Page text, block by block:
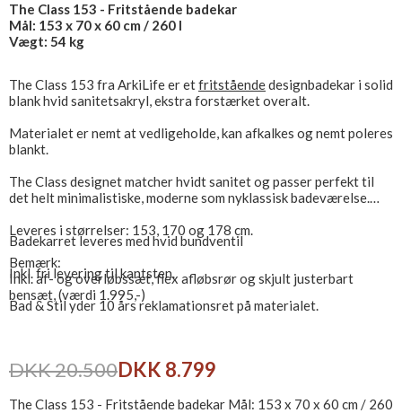
The Class 153 - Fritstående badekar
Mål: 153 x 70 x 60 cm / 260 l
Vægt: 54 kg
The Class 153 fra ArkiLife er etfritståendedesignbadekar i solid
blank hvid sanitetsakryl, ekstra forstærket overalt.
Materialet er nemt at vedligeholde, kan afkalkes og nemt poleres
blankt.
The Class designet matcher hvidt sanitet og passer perfekt til
det helt minimalistiske, moderne som nyklassisk badeværelse.
Leveres i størrelser: 153, 170 og 178 cm.
Bemærk:
Inkl. af- og overløbssæt, flex afløbsrør og skjult justerbart
bensæt, (værdi 1.995,-)
Badekarret leveres med hvid bundventil
Inkl. fri levering til kantsten.
Bad & Stil yder 10 års reklamationsret på materialet.
DKK 20.500DKK 8.799
The Class 153 - Fritstående badekar Mål: 153 x 70 x 60 cm / 260